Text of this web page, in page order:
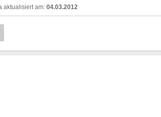
04.03.2012